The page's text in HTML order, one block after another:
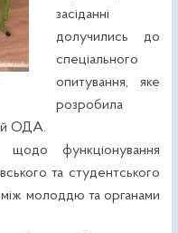
засіданні
долучились до
спеціального
опитування, яке
розробила
ОДА.
щодо функціонування
та студентського
між молоддю та органами